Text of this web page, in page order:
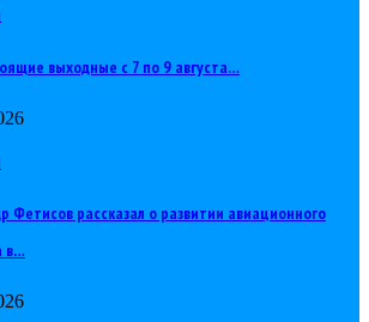
выходные с 7 по 9 августа…
Фетисов рассказал о развитии авиационного
в…